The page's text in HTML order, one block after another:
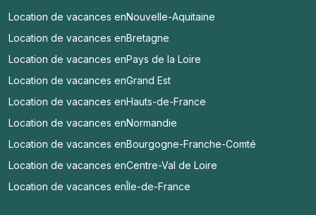
Location de vacances enNouvelle-Aquitaine
Location de vacances enBretagne
Location de vacances enPays de la Loire
Location de vacances enGrand Est
Location de vacances enHauts-de-France
Location de vacances enNormandie
Location de vacances enBourgogne-Franche-Comté
Location de vacances enCentre-Val de Loire
Location de vacances enÎle-de-France